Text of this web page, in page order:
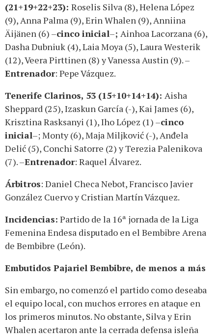
(21+19+22+23): Roselis Silva (8), Helena López
(9), Anna Palma (9), Erin Whalen (9), Anniina
Äijänen (6) –cinco inicial–; Ainhoa Lacorzana (6),
Dasha Dubniuk (4), Laia Moya (5), Laura Westerik
(12), Veera Pirttinen (8) y Vanessa Austin (9). –
Entrenador: Pepe Vázquez.
Tenerife Clarinos, 53 (15+10+14+14): Aisha
Sheppard (25), Izaskun García (-), Kai James (6),
Krisztina Rasksanyi (1), Iho López (1) ­–cinco
inicial–; Monty (6), Maja Miljković (-), Anđela
Delić (5), Conchi Satorre (2) y Terezia Palenikova
(7). ­–Entrenador: Raquel Álvarez.
Árbitros: Daniel Checa Nebot, Francisco Javier
González Cuervo y Cristian Martín Vázquez.
Incidencias: Partido de la 16ª jornada de la Liga
Femenina Endesa disputado en el Bembibre Arena
de Bembibre (León).
Embutidos Pajariel Bembibre, de menos a más
Sin embargo, no comenzó el partido como deseaba
el equipo local, con muchos errores en ataque en
los primeros minutos. No obstante, Silva y Erin
Whalen acertaron ante la cerrada defensa isleña